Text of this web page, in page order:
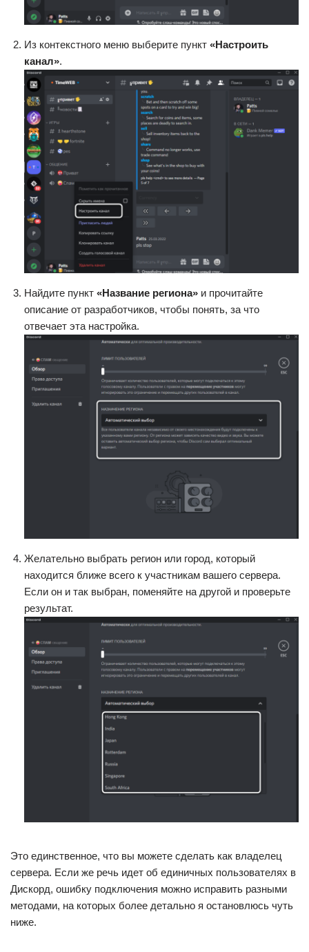
Из контекстного меню выберите пункт «Настроить
канал».
Найдите пункт «Название региона» и прочитайте
описание от разработчиков, чтобы понять, за что
отвечает эта настройка.
Желательно выбрать регион или город, который
находится ближе всего к участникам вашего сервера.
Если он и так выбран, поменяйте на другой и проверьте
результат.
Это единственное, что вы можете сделать как владелец
сервера. Если же речь идет об единичных пользователях в
Дискорд, ошибку подключения можно исправить разными
методами, на которых более детально я остановлюсь чуть
ниже.